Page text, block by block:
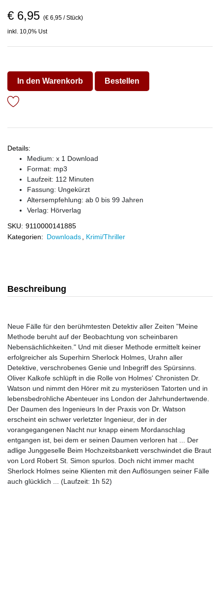
€ 6,95 (€ 6,95 / Stück)
inkl. 10,0% Ust
In den Warenkorb Bestellen
Details:
Medium: x 1 Download
Format: mp3
Laufzeit: 112 Minuten
Fassung: Ungekürzt
Altersempfehlung: ab 0 bis 99 Jahren
Verlag: Hörverlag
SKU: 9110000141885
Kategorien: Downloads Krimi/Thriller
Beschreibung
Neue Fälle für den berühmtesten Detektiv aller Zeiten "Meine
Methode beruht auf der Beobachtung von scheinbaren
Nebensächlichkeiten." Und mit dieser Methode ermittelt keiner
erfolgreicher als Superhirn Sherlock Holmes, Urahn aller
Detektive, verschrobenes Genie und Inbegriff des Spürsinns.
Oliver Kalkofe schlüpft in die Rolle von Holmes' Chronisten Dr.
Watson und nimmt den Hörer mit zu mysteriösen Tatorten und in
lebensbedrohliche Abenteuer ins London der Jahrhundertwende.
Der Daumen des Ingenieurs In der Praxis von Dr. Watson
erscheint ein schwer verletzter Ingenieur, der in der
vorangegangenen Nacht nur knapp einem Mordanschlag
entgangen ist, bei dem er seinen Daumen verloren hat ... Der
adlige Junggeselle Beim Hochzeitsbankett verschwindet die Braut
von Lord Robert St. Simon spurlos. Doch nicht immer macht
Sherlock Holmes seine Klienten mit den Auflösungen seiner Fälle
auch glücklich ... (Laufzeit: 1h 52)